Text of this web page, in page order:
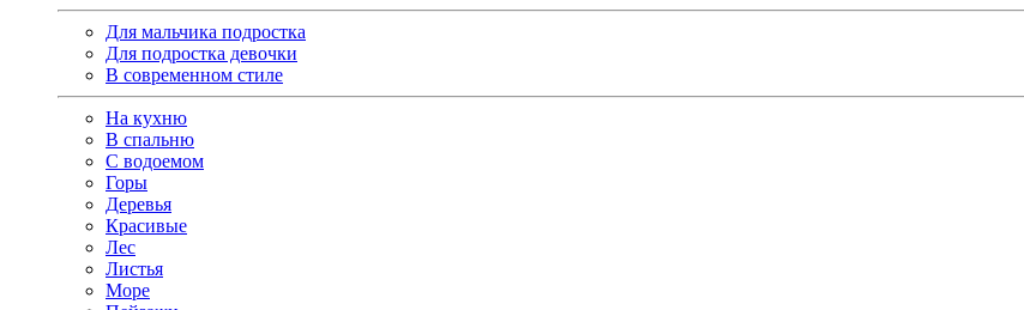
Для мальчика подростка
Для подростка девочки
В современном стиле
На кухню
В спальню
С водоемом
Горы
Деревья
Красивые
Лес
Листья
Море